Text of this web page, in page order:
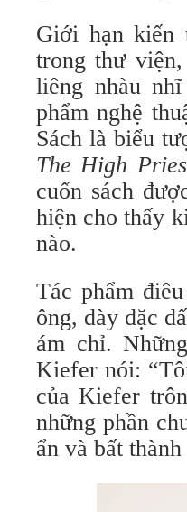
Giới hạn kiến
trong thư
liêng nhàu
phẩm nghệ
Sách là biểu
The High
cuốn sách
hiện cho thấy
nào.
Tác phẩm
ông, dày đặc
ám chỉ.
Kiefer nói:
của Kiefer
những phần
ẩn và bất